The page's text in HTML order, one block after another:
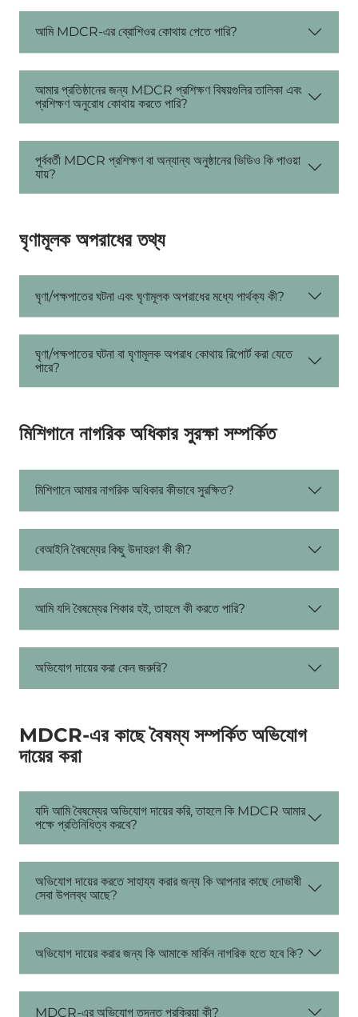
আমি MDCR-এর ব্রোশিওর কোথায় পেতে পারি?
আমার প্রতিষ্ঠানের জন্য MDCR প্রশিক্ষণ বিষয়গুলির তালিকা এবং
প্রশিক্ষণ অনুরোধ কোথায় করতে পারি?
পূর্ববর্তী MDCR প্রশিক্ষণ বা অন্যান্য অনুষ্ঠানের ভিডিও কি পাওয়া
যায়?
ঘৃণামূলক অপরাধের তথ্য
ঘৃণা/পক্ষপাতের ঘটনা এবং ঘৃণামূলক অপরাধের মধ্যে পার্থক্য কী?
ঘৃণা/পক্ষপাতের ঘটনা বা ঘৃণামূলক অপরাধ কোথায় রিপোর্ট করা যেতে
পারে?
মিশিগানে নাগরিক অধিকার সুরক্ষা সম্পর্কিত
মিশিগানে আমার নাগরিক অধিকার কীভাবে সুরক্ষিত?
বেআইনি বৈষম্যের কিছু উদাহরণ কী কী?
আমি যদি বৈষম্যের শিকার হই, তাহলে কী করতে পারি?
অভিযোগ দায়ের করা কেন জরুরি?
MDCR-এর কাছে বৈষম্য সম্পর্কিত অভিযোগ
দায়ের করা
যদি আমি বৈষম্যের অভিযোগ দায়ের করি, তাহলে কি MDCR আমার
পক্ষে প্রতিনিধিত্ব করবে?
অভিযোগ দায়ের করতে সাহায্য করার জন্য কি আপনার কাছে দোভাষী
সেবা উপলব্ধ আছে?
অভিযোগ দায়ের করার জন্য কি আমাকে মার্কিন নাগরিক হতে হবে কি?
MDCR-এর অভিযোগ তদন্ত প্রক্রিয়া কী?